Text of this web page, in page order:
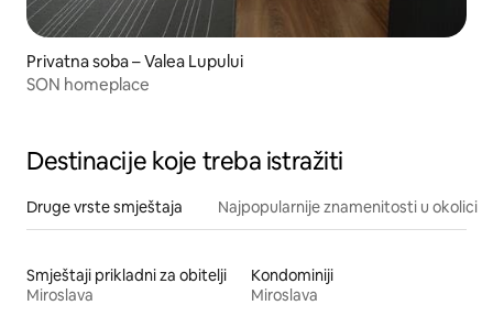
Privatna soba – Valea Lupului
SON homeplace
Destinacije koje treba istražiti
Druge vrste smještaja Najpopularnije znamenitosti u okolici
Smještaji prikladni za obitelji
Miroslava
Kondominiji
Miroslava